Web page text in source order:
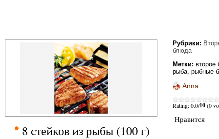
Рубрики:
блюда
Метки: второе
рыба, рыбные
Anna
Rating: 0.0/10(0
Нравится
8 стейков из рыбы (100 г)